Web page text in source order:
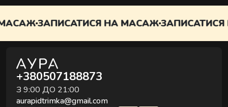
ЗАПИСАТИСЯ НА МАСАЖЗАПИСАТИСЯ НА
+380507188873
З 9:00 ДО 21:00
aurapidtrimka@gmail.com